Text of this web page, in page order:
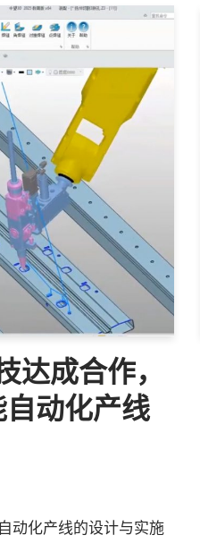
达成合作，
动化产线
动化产线的设计与实施